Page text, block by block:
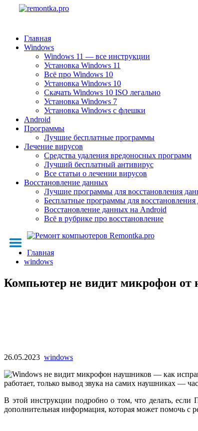
Главная
Windows
Windows 11 — все инструкции
Установка Windows 11
Всё про Windows 10
Установка Windows 10
Скачать Windows 10 ISO легально
Установка Windows 7
Установка Windows с флешки
Android
Программы
Лучшие бесплатные программы
Лечение вирусов
Средства удаления вредоносных программ
Лучший бесплатный антивирус
Все статьи о лечении вирусов
Восстановление данных
Лучшие программы для восстановления
Бесплатные программы для
Восстановление данных на Android
Всё в рубрике про восстановление
Главная
windows
Компьютер не видит микрофон
26.05.2023 windows
работает, только вывод звука на самих наушниках —
В этой инструкции подробно о том, что делать,
дополнительная информация, которая может помочь с